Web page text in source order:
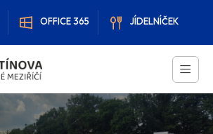
OFFICE 365 JÍDELNÍČEK